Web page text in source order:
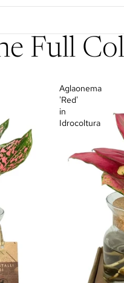
Full
Aglaonema
'Red'
in
Idrocoltura